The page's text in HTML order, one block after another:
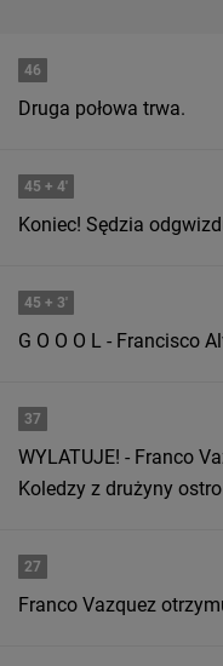
46
Druga połowa trwa.
45 + 4'
Koniec! Sędzia
45 + 3'
G O O O L - Francisco
37
WYLATUJE! - Franco
Koledzy z drużyny
27
Franco Vazquez